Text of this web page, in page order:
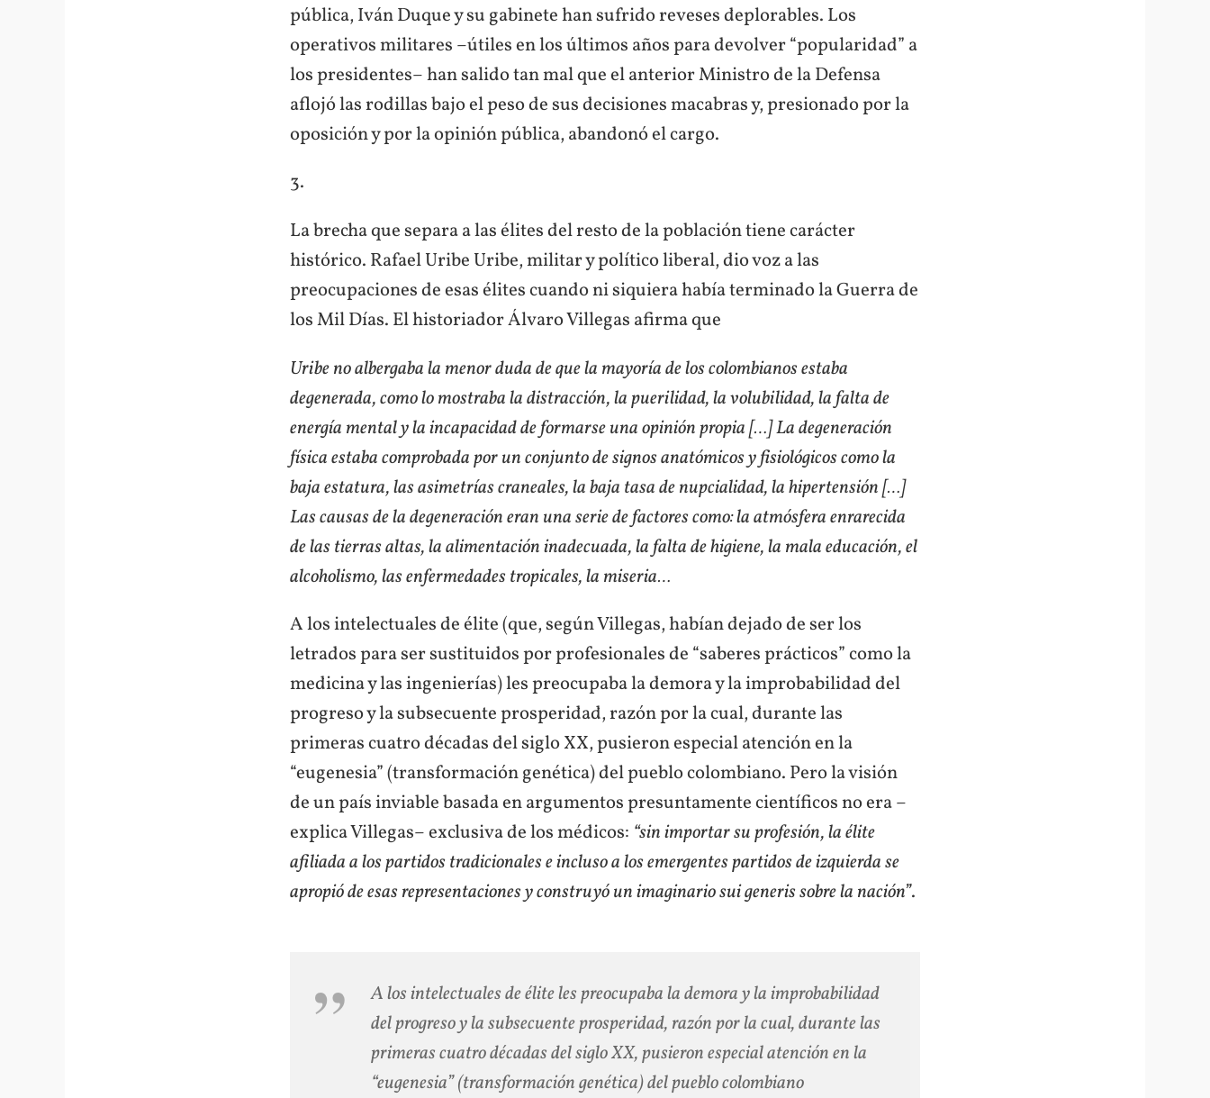
pública, Iván Duque y su gabinete han sufrido reveses deplorables. Los
operativos militares –útiles en los últimos años para devolver “popularidad” a
los presidentes– han salido tan mal que el anterior Ministro de la Defensa
aflojó las rodillas bajo el peso de sus decisiones macabras y, presionado por la
oposición y por la opinión pública, abandonó el cargo.
3.
La brecha que separa a las élites del resto de la población tiene carácter
histórico. Rafael Uribe Uribe, militar y político liberal, dio voz a las
preocupaciones de esas élites cuando ni siquiera había terminado la Guerra de
los Mil Días. El historiador Álvaro Villegas afirma que
Uribe no albergaba la menor duda de que la mayoría de los colombianos estaba
degenerada, como lo mostraba la distracción, la puerilidad, la volubilidad, la falta de
energía mental y la incapacidad de formarse una opinión propia […] La degeneración
física estaba comprobada por un conjunto de signos anatómicos y fisiológicos como la
baja estatura, las asimetrías craneales, la baja tasa de nupcialidad, la hipertensión […]
Las causas de la degeneración eran una serie de factores como: la atmósfera enrarecida
de las tierras altas, la alimentación inadecuada, la falta de higiene, la mala educación, el
alcoholismo, las enfermedades tropicales, la miseria…
A los intelectuales de élite (que, según Villegas, habían dejado de ser los
letrados para ser sustituidos por profesionales de “saberes prácticos” como la
medicina y las ingenierías) les preocupaba la demora y la improbabilidad del
progreso y la subsecuente prosperidad, razón por la cual, durante las
primeras cuatro décadas del siglo XX, pusieron especial atención en la
“eugenesia” (transformación genética) del pueblo colombiano. Pero la visión
de un país inviable basada en argumentos presuntamente científicos no era –
explica Villegas– exclusiva de los médicos: “sin importar su profesión, la élite
afiliada a los partidos tradicionales e incluso a los emergentes partidos de izquierda se
apropió de esas representaciones y construyó un imaginario sui generis sobre la nación”.
A los intelectuales de élite les preocupaba la demora y la improbabilidad
del progreso y la subsecuente prosperidad, razón por la cual, durante las
primeras cuatro décadas del siglo XX, pusieron especial atención en la
“eugenesia” (transformación genética) del pueblo colombiano